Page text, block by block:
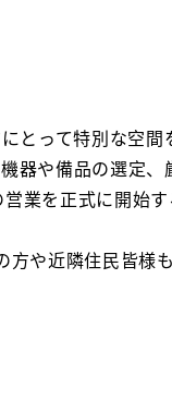
とって特別な空
器や備品の選定
業を正式に開始す
や近隣住民皆様